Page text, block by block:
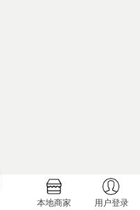
本地商家 用户登录